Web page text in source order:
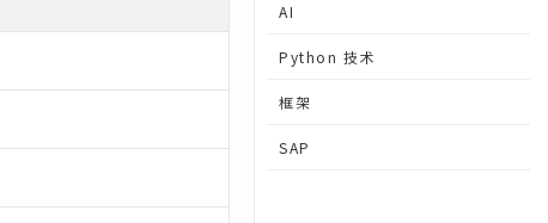
AI
Python 技术
框架
SAP